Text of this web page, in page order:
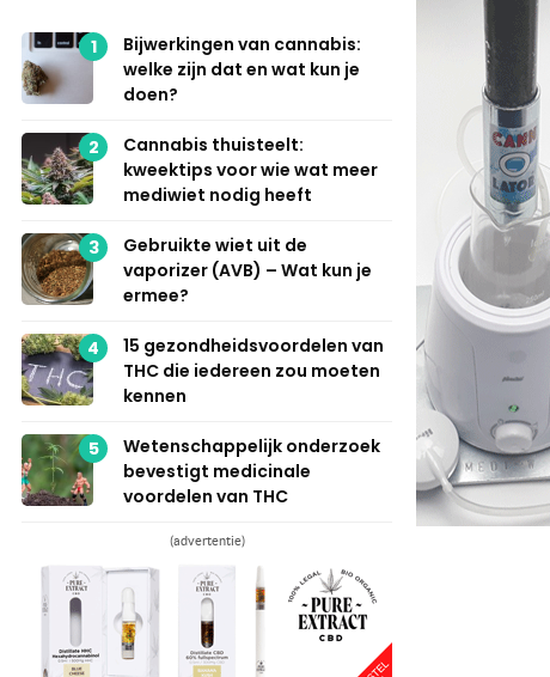
1
Bijwerkingen van cannabis:
welke zijn dat en wat kun je
doen?
2
Cannabis thuisteelt:
kweektips voor wie wat meer
mediwiet nodig heeft
3
Gebruikte wiet uit de
vaporizer (AVB) – Wat kun je
ermee?
4
15 gezondheidsvoordelen van
THC die iedereen zou moeten
kennen
5
Wetenschappelijk onderzoek
bevestigt medicinale
voordelen van THC
(advertentie)